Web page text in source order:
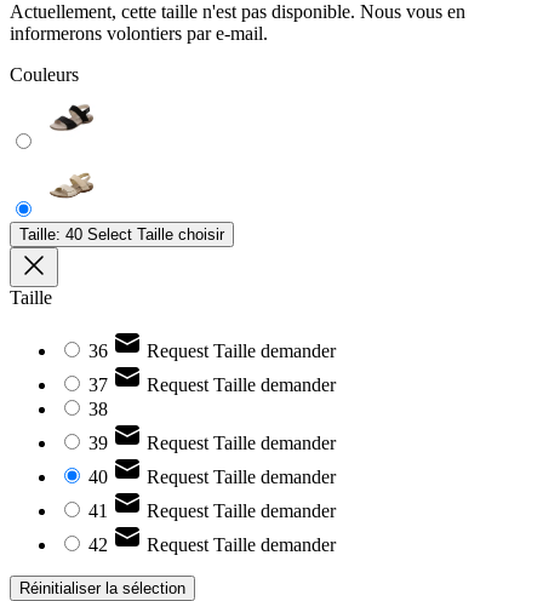
Actuellement, cette taille n'est pas disponible. Nous vous en
informerons volontiers par e-mail.
Couleurs
Taille: 40 Select Taille choisir
Taille
36
Request Taille demander
37
Request Taille demander
38
39
Request Taille demander
40
Request Taille demander
41
Request Taille demander
42
Request Taille demander
Réinitialiser la sélection